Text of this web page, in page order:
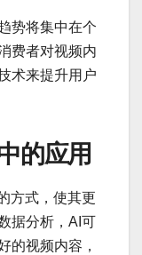
势将集中在个
费者对视频内
术来提升用户
的应用
方式，使其更
据分析，AI可
的视频内容，